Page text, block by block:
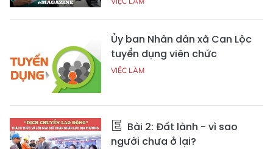
Ủy ban Nhân dân xã Can Lộc
tuyển dụng viên chức
VIỆC LÀM
Bài 2: Đất lành - vì sao
người chưa ở lại?